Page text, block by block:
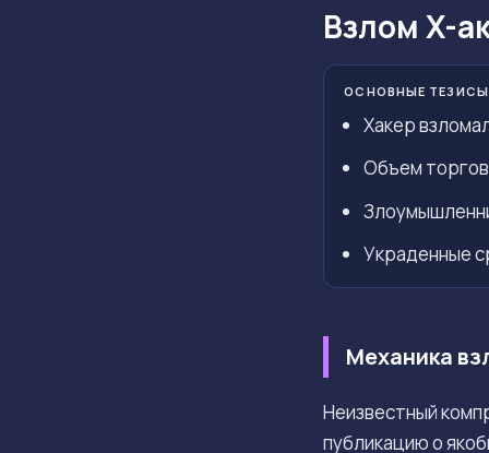
Взлом X-
ОСНОВНЫЕ ТЕЗИСЫ
Хакер
Объем
Украденные
Механика
Неизвестный
публикацию о